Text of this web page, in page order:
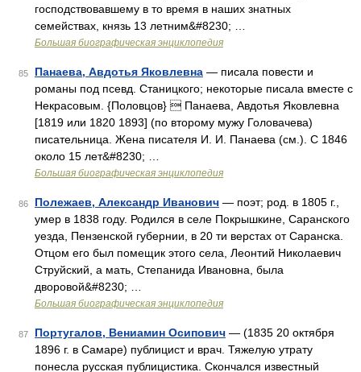
господствовавшему в то время в наших знатных
семействах, князь 13 летним&#8230; …
Большая биографическая энциклопедия
85 Панаева, Авдотья Яковлевна — писала повести и
романы под псевд. Станицкого; некоторые писала вместе с
Некрасовым. {Половцов}  Панаева, Авдотья Яковлевна
[1819 или 1820 1893] (по второму мужу Головачева)
писательница. Жена писателя И. И. Панаева (см.). С 1846
около 15 лет&#8230; …
Большая биографическая энциклопедия
86 Полежаев, Александр Иванович — поэт; род. в 1805 г.,
умер в 1838 году. Родился в селе Покрышкине, Саранского
уезда, Пензенской губернии, в 20 ти верстах от Саранска.
Отцом его был помещик этого села, Леонтий Николаевич
Струйский, а мать, Степанида Ивановна, была
дворовой&#8230; …
Большая биографическая энциклопедия
87 Португалов, Вениамин Осипович — (1835 20 октября
1896 г. в Самаре) публицист и врач. Тяжелую утрату
понесла русская публицистика. Скончался известный